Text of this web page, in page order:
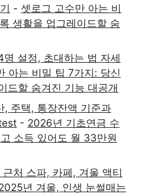
- 셋로그 고수만 아는 비
생활을 업그레이드할 숨
설정, 초대하는 법 자세
아는 비밀 팁 7가지: 당신
드할 숨겨진 기능 대공개
, 주택, 통장잔액 기준과
- 2026년 기초연금 수
소득 있어도 월 33만원
처 스파, 카페, 겨울 액티
년 겨울, 인생 눈썰매는